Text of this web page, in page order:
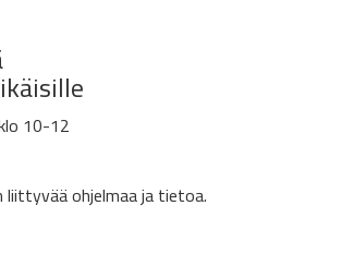
10-12
liittyvää ohjelmaa ja tietoa.